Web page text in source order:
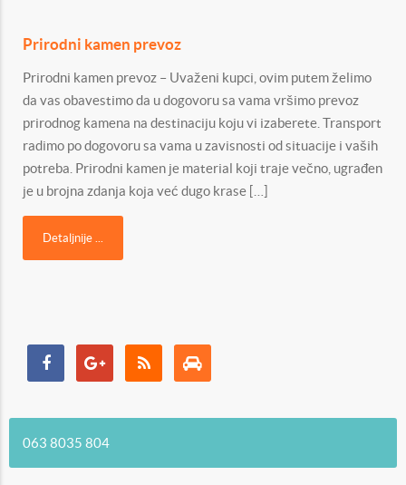
Prirodni kamen prevoz
Prirodni kamen prevoz – Uvaženi kupci, ovim putem želimo
da vas obavestimo da u dogovoru sa vama vršimo prevoz
prirodnog kamena na destinaciju koju vi izaberete. Transport
radimo po dogovoru sa vama u zavisnosti od situacije i vaših
potreba. Prirodni kamen je material koji traje večno, ugrađen
je u brojna zdanja koja već dugo krase […]
Detaljnije ...
063 8035 804